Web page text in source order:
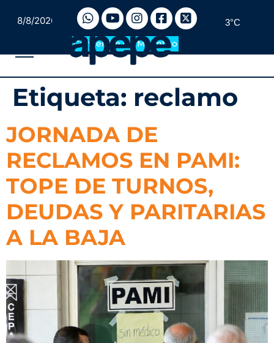
8/8/2026 3°C
Convertite en Miembro
Etiqueta: reclamo
JORNADA DE
RECLAMOS EN PAMI:
TOPE DE TURNOS,
DEUDAS Y PARITARIAS
A LA BAJA